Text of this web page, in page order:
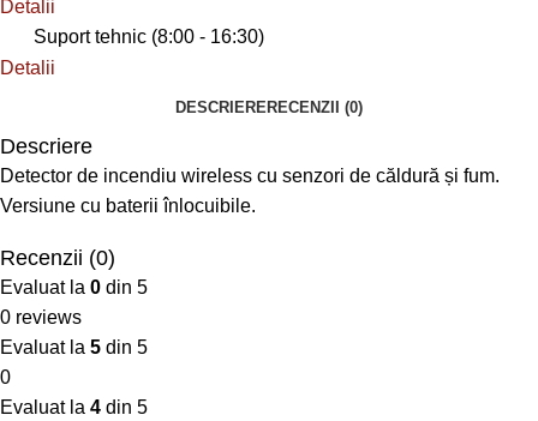
Detalii
Suport tehnic (8:00 - 16:30)
Detalii
DESCRIERERECENZII (0)
Descriere
Detector de incendiu wireless cu senzori de căldură și fum.
Versiune cu baterii înlocuibile.
Recenzii (0)
Evaluat la 0 din 5
0 reviews
Evaluat la 5 din 5
0
Evaluat la 4 din 5